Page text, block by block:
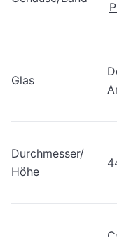
Glas
Durchmesser/
Höhe